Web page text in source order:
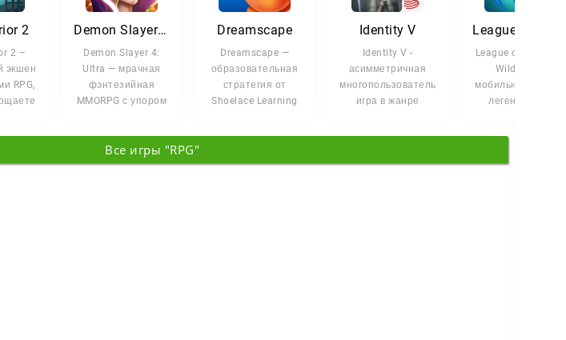
2
2 –
экшен
RPG,
Demon Slayer 4: Ultra
Demon Slayer 4:
Ultra — мрачная
фэнтезийная
MMORPG с упором
Dreamscape
Dreamscape —
образовательная
стратегия от
Shoelace Learning
Identity V
Identity V -
асимметричная
многопользовательская
игра в жанре
League of Legends:
Wild Rift —
мобильная версия
легендарной
Все игры "RPG"